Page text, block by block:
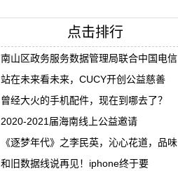
点击排行
南山区政务服务数据管理局联合中国电信
站在未来看未来，CUCY开创公益慈善
曾经大火的手机配件，现在到哪去了？
2020-2021届海南线上公益邀请
《逐梦年代》之李民英，沁心花道，品味
和旧数据线说再见！iphone终于要